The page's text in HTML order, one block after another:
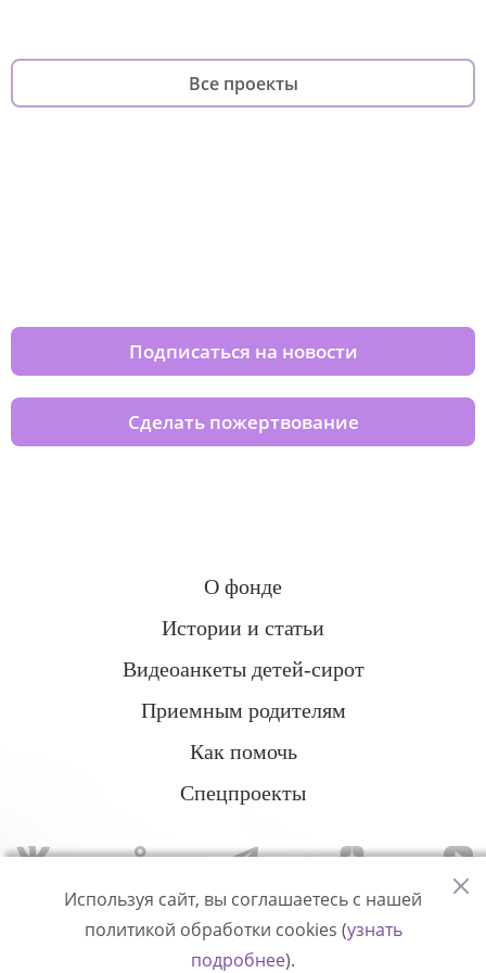
Все проекты
Подписаться на новости
Сделать пожертвование
О фонде
Истории и статьи
Видеоанкеты детей-сирот
Приемным родителям
Как помочь
Спецпроекты
Политика конфиденциальности
Используя сайт, вы соглашаетесь с нашей
политикой обработки cookies (узнать
подробнее).